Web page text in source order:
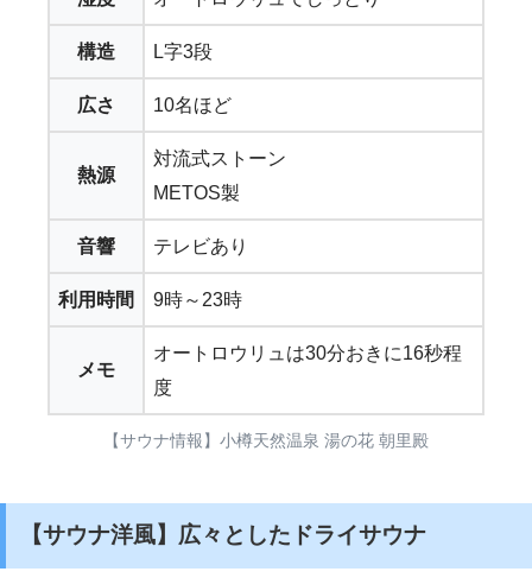
構造 L字3段
広さ 10名ほど
熱源
対流式ストーン
METOS製
音響 テレビあり
利用時間 9時～23時
メモ
オートロウリュは30分おきに16秒程
度
【サウナ情報】小樽天然温泉 湯の花 朝里殿
【サウナ洋風】広々としたドライサウナ